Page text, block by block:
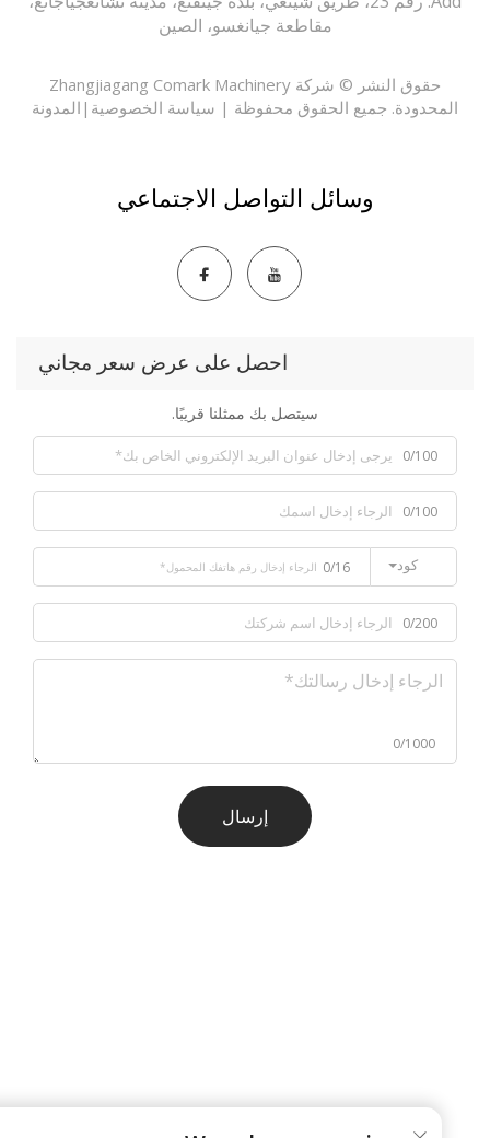
مقاطعة جيانغسو، الصين
حقوق النشر © شركة Zhangjiagang Comark Machinery
جميع الحقوق محفوظة |سياسة الخصوصية|المدونة
وسائل التواصل الاجتماعي
احصل على عرض سعر مجاني
سيتصل بك ممثلنا قريبًا.
0/16
إرسال